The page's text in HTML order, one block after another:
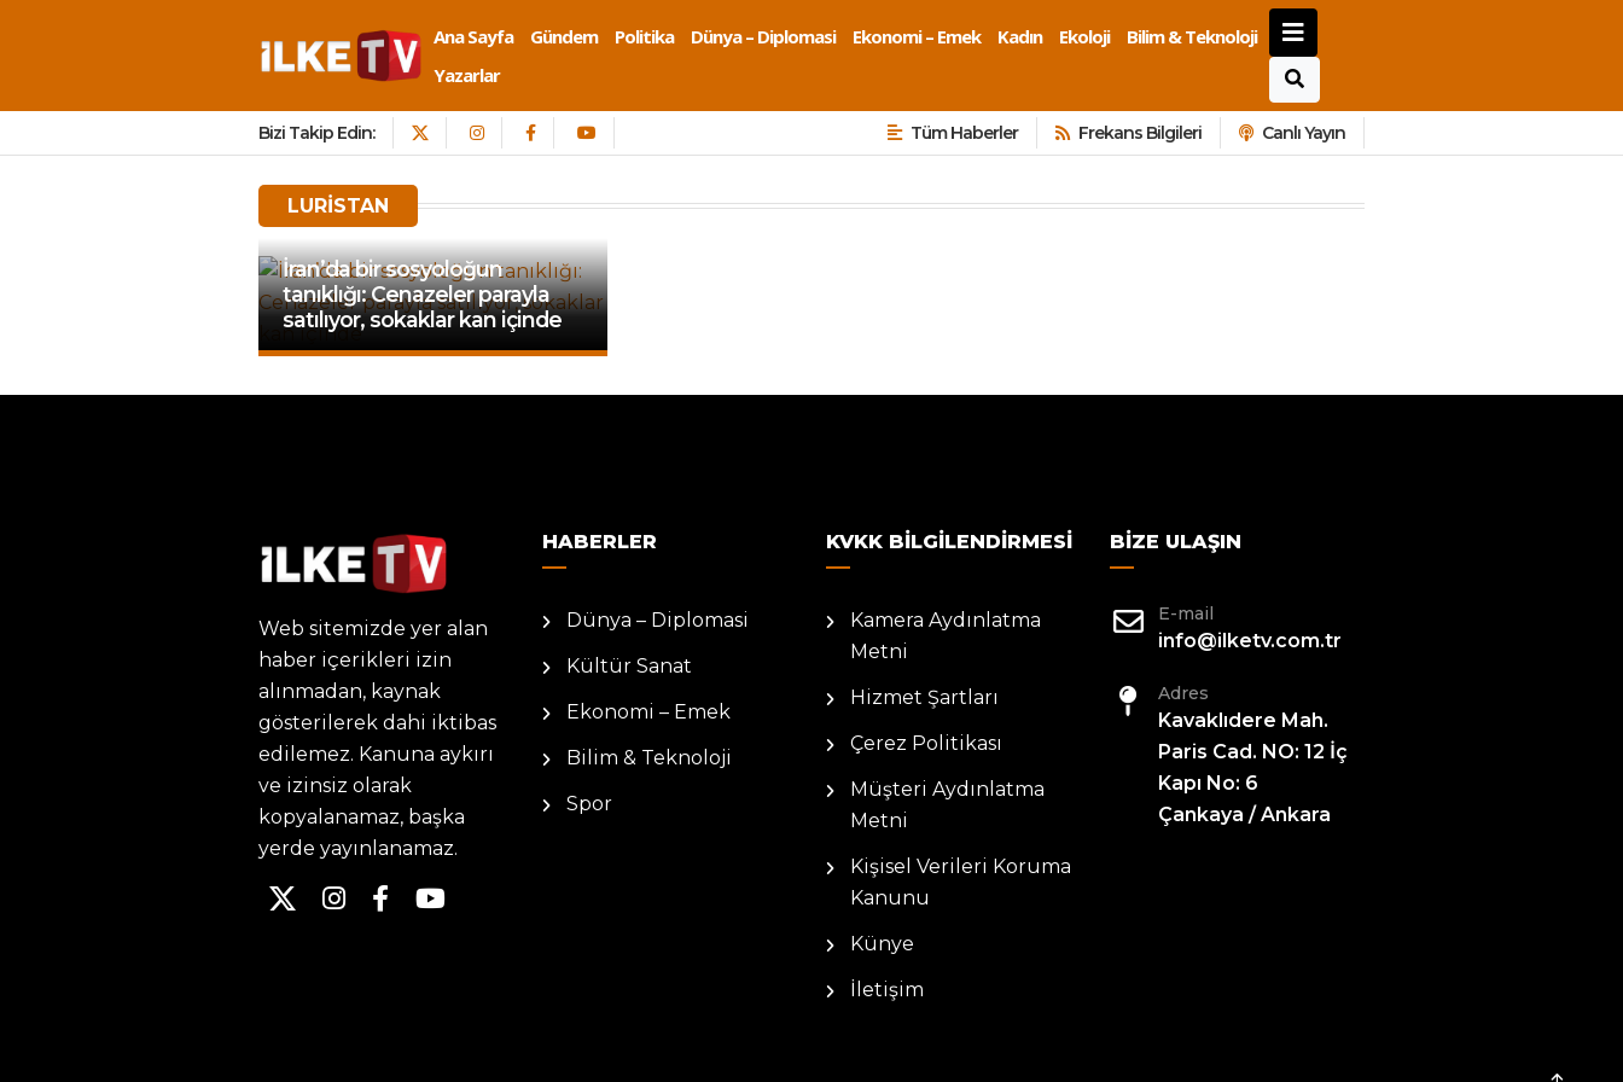
Ana Sayfa Gündem Politika Dünya – Diplomasi Ekonomi – Emek Kadın Ekoloji
Bilim & Teknoloji
Yazarlar
Bizi Takip Edin: Tüm Haberler Frekans Bilgileri Canlı Yayın
LURISTAN
İran’da bir sosyoloğun
tanıklığı: Cenazeler parayla
satılıyor, sokaklar kan içinde
Web sitemizde yer alan
haber içerikleri izin
alınmadan, kaynak
gösterilerek dahi iktibas
edilemez. Kanuna aykırı
ve izinsiz olarak
kopyalanamaz, başka
yerde yayınlanamaz.
HABERLER
Dünya – Diplomasi
Kültür Sanat
Ekonomi – Emek
Bilim & Teknoloji
Spor
KVKK BILGILENDIRMESI
Kamera Aydınlatma
Metni
Hizmet Şartları
Çerez Politikası
Müşteri Aydınlatma
Metni
Kişisel Verileri Koruma
Kanunu
Künye
İletişim
BIZE ULAŞIN
E-mail
info@ilketv.com.tr
Adres
Kavaklıdere Mah.
Paris Cad. NO: 12 İç
Kapı No: 6
Çankaya / Ankara